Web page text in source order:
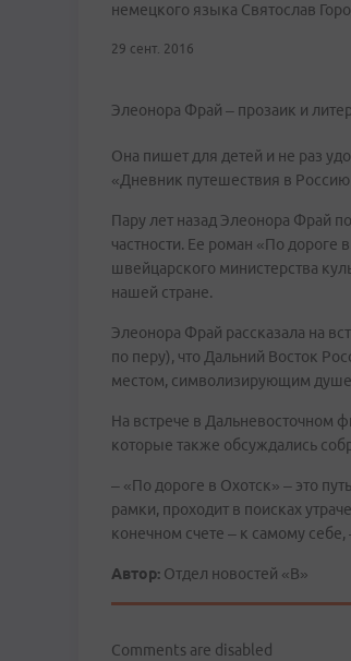
немецкого языка Святослав
29 сент. 2016
Элеонора Фрай – прозаик и
Она пишет для детей и не раз
«Дневник путешествия в
Пару лет назад Элеонора Фрай
частности. Ее роман «По дороге
швейцарского министерства
нашей стране.
Элеонора Фрай рассказала на
по перу), что Дальний Восток
местом, символизирующим
На встрече в Дальневосточном
которые также обсуждались
– «По дороге в Охотск» – это
рамки, проходит в поисках
конечном счете – к самому
Автор: Отдел новостей «В»
Comments are disabled